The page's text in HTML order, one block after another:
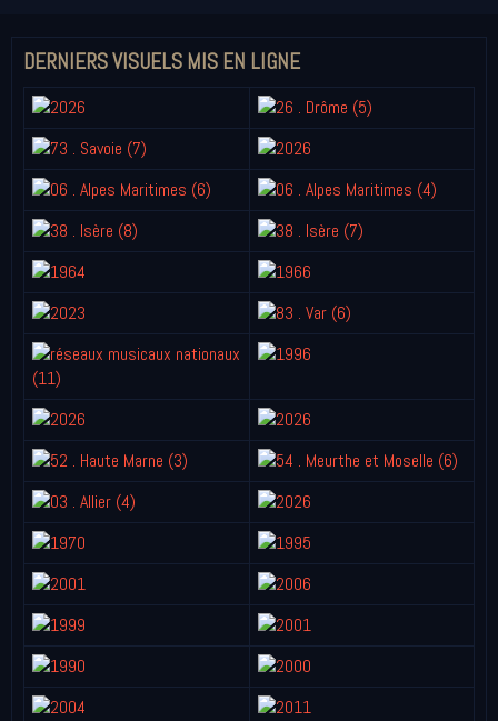
DERNIERS VISUELS MIS EN LIGNE